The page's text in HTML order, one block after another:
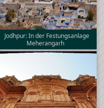
Jodhpur: In der Festungsanlage
Meherangarh